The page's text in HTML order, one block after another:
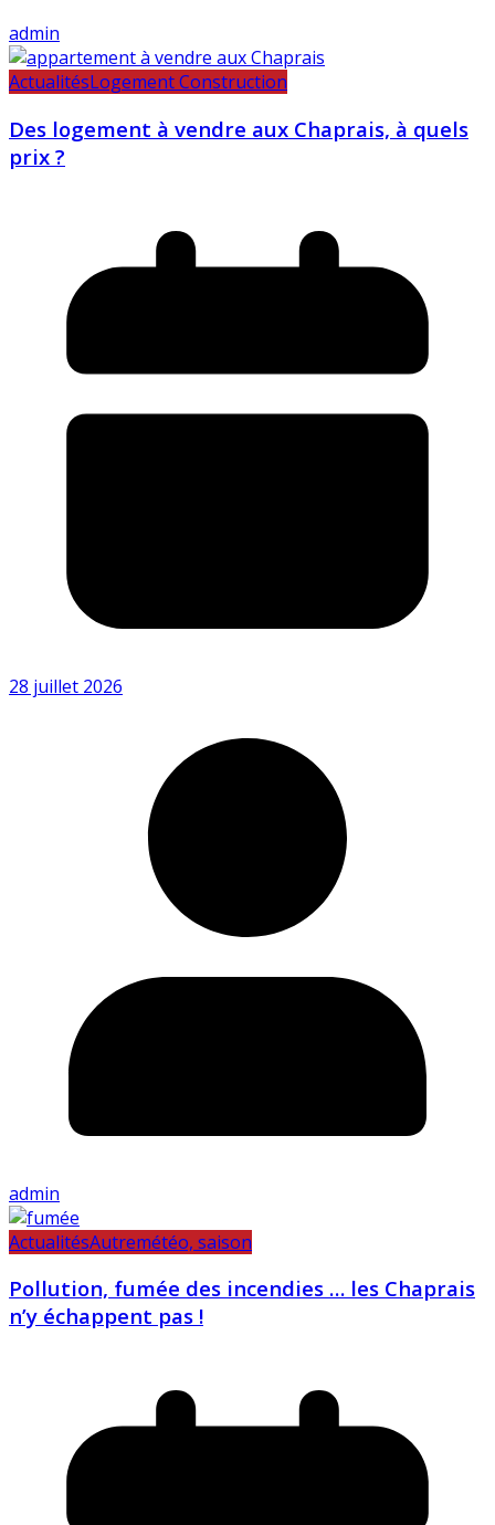
admin
ActualitésLogement Construction
Des logement à vendre aux Chaprais, à quels
prix ?
28 juillet 2026
admin
ActualitésAutremétéo, saison
Pollution, fumée des incendies … les Chaprais
n’y échappent pas !